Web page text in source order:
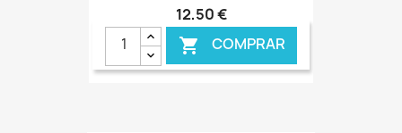
12,50 €
 COMPRAR